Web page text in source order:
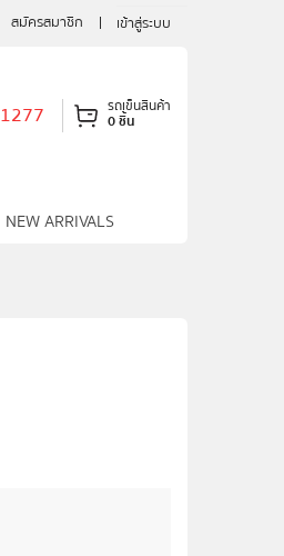
สมัครสมาชิก เข้าสู่ระบบ
NEW ARRIVALS
1277 รถเข็นสินค้า
0 ชิ้น